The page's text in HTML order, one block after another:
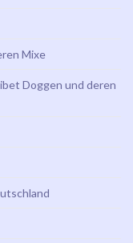
Mixe
Doggen und deren